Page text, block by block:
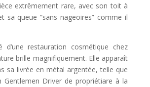
extrêmement rare, avec son toit à
sa queue “sans nageoires” comme il
d’une restauration cosmétique chez
brille magnifiquement. Elle apparaît
sa livrée en métal argentée, telle que
Gentlemen Driver de propriétiare à la